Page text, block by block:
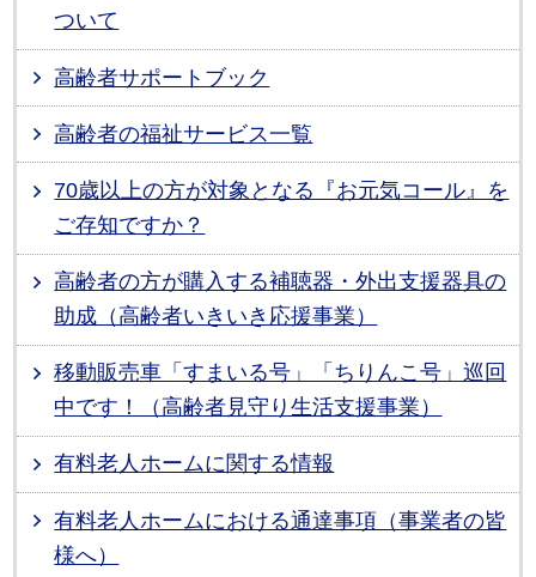
ついて
高齢者サポートブック
高齢者の福祉サービス一覧
70歳以上の方が対象となる『お元気コール』を
ご存知ですか？
高齢者の方が購入する補聴器・外出支援器具の
助成（高齢者いきいき応援事業）
移動販売車「すまいる号」「ちりんこ号」巡回
中です！（高齢者見守り生活支援事業）
有料老人ホームに関する情報
有料老人ホームにおける通達事項（事業者の皆
様へ）